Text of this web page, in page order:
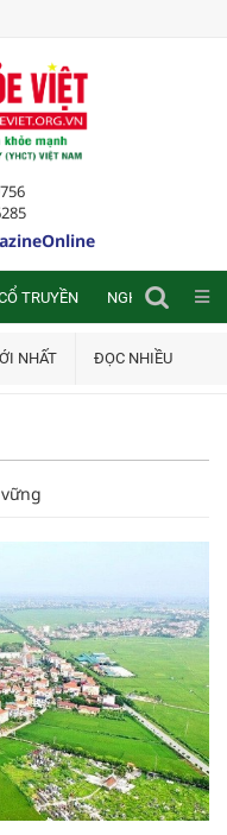
TRUYỀN NGHIÊN CỨU
NHẤT ĐỌC NHIỀU